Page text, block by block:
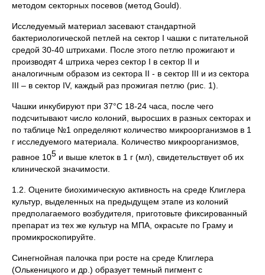
методом секторных посевов (метод Gould).
Исследуемый материал засевают стандартной
бактериологической петлей на сектор I чашки с питательной
средой 30-40 штрихами. После этого петлю прожигают и
производят 4 штриха через сектор I в сектор II и
аналогичным образом из сектора II - в сектор III и из сектора
III – в сектор IV, каждый раз прожигая петлю (рис. 1).
Чашки инкубируют при 37°С 18-24 часа, после чего
подсчитывают число колоний, выросших в разных секторах и
по таблице №1 определяют количество микроорганизмов в 1
г исследуемого материала. Количество микроорганизмов,
равное 105 и выше клеток в 1 г (мл), свидетельствует об их
клинической значимости.
1.2. Оцените биохимическую активность на среде Клиглера
культур, выделенных на предыдущем этапе из колоний
предполагаемого возбудителя, приготовьте фиксированный
препарат из тех же культур на МПА, окрасьте по Граму и
промикроскопируйте.
Синегнойная палочка при росте на среде Клиглера
(Олькеницкого и др.) образует темный пигмент с